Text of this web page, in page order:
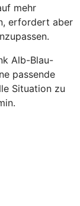
mehr
erfordert aber
Alb-Blau-
passende
Situation zu